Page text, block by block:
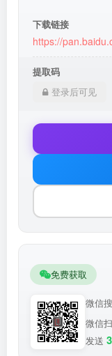
下载链接
https://
提取码
登录后可见
免费获取
微信
微信
发送